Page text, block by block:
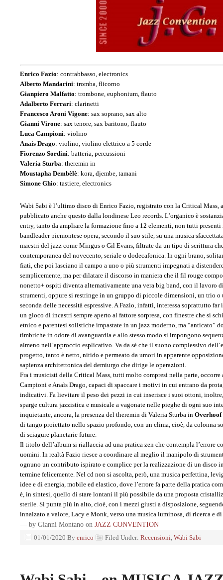
Enrico Fazio: contrabbasso, electronics
Alberto Mandarini: tromba, flicorno
Gianpiero Malfatto: trombone, euphonium, flauto
Adalberto Ferrari: clarinetti
Francesco Aroni Vigone: sax soprano, sax alto
Gianni Virone: sax tenore, sax baritono, flauto
Luca Campioni: violino
Anais Drago: violino, violino elettrico a 5 corde
Fiorenzo Sordini: batteria, percussioni
Valeria Sturba: theremin in
Moustapha Dembèlè: kora, djembe, tamani
Simone Ghio: tastiere, electronics
Wabi Sabi è l’ultimo disco di Enrico Fazio, registrato con la Critical Mass,
pubblicato anche questo dalla londinese Leo records. L’organico è
entry, tanto da ampliare la formazione fino a 12 elementi, non tutti
bandleader piemontese opera, secondo il suo stile, su una musica
maestri del jazz come Mingus o Gil Evans, filtrate da un tipo di scrittura
contemporanea del novecento, seriale o dodecafonica. In ogni brano,
fiati, che poi lasciano il campo a uno o più strumenti impegnati a
semplicemente, ma per dilatare il discorso in maniera che il fil rouge
nonetto+ ospiti diventa alternativamente una vera big band, con il lavoro
strumenti, oppure si restringe in un gruppo di piccole dimensioni, un trio o
seconda delle necessità espressive. A Fazio, infatti, interessa soprattutto
un gioco di incastri sempre aperto al fattore sorpresa, con finestre che si
etnico e parentesi solistiche impastate in un jazz moderno, ma “anticato”
timbriche in odore di avanguardia e allo stesso modo si impongono
almeno nell’approccio esplicativo. Va da sé che il suono complessivo
progetto, tanto è netto, nitido e permeato da umori in apparente
sapienza architettonica del demiurgo che dirige le operazioni.
Fra i musicisti della Critical Mass, tutti molto compresi nella parte,
Campioni e Anaìs Drago, capaci di spaccare i motivi in cui entrano da
indicativi. Fa lievitare il peso dei pezzi in cui inserisce i suoi ottoni,
sparge cultura jazzistica e musicale a vagonate nelle pieghe di ogni suo
inquietante, ancora, la presenza del theremin di Valeria Sturba in Overhoof
di tango proiettato nello spazio profondo, con un clima, cioè, da colonna
di sciagure planetarie future.
Il titolo dell’album si riallaccia ad una pratica zen che contempla l’errore
uomini. In realtà Fazio riesce a coordinare al meglio il manipolo di
ognuno un contributo ispirato e complice per la realizzazione di un disco
termine felicemente. Nel cd non si ascolta, però, una musica perfettina,
idee e di energia, mobile ed elastico, dove l’errore fa parte della pratica
è, in sintesi, quello di stare lontani il più possibile da una proposta
sterile. Si punta più in alto, cioè, con i mezzi giusti a disposizione,
innalzato a valore, Lacy e Monk, verso una musica luminosa, di ricerca e di
— by Gianni Montano on JAZZ CONVENTION
01/01/2020 By enrico Filed Under: Recensioni Wabi Sabi